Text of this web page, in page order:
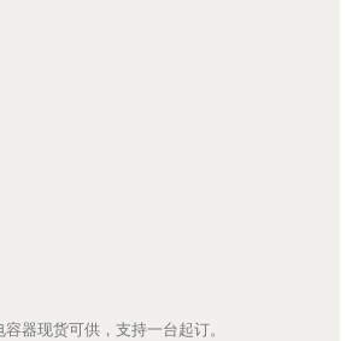
器现货可供，支持一台起订。